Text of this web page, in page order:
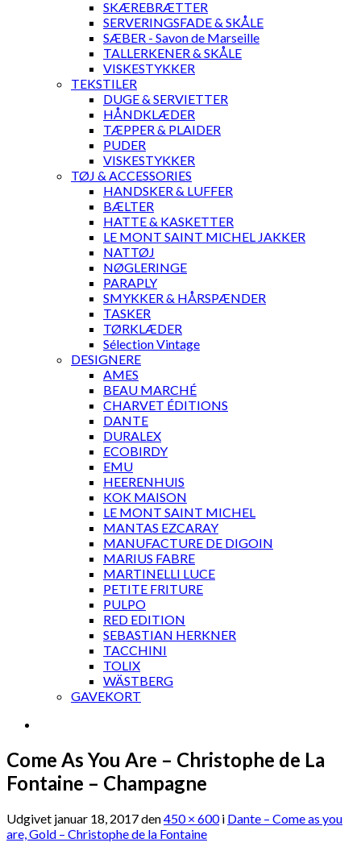
SKÆREBRÆTTER
SERVERINGSFADE & SKÅLE
SÆBER - Savon de Marseille
TALLERKENER & SKÅLE
VISKESTYKKER
TEKSTILER
DUGE & SERVIETTER
HÅNDKLÆDER
TÆPPER & PLAIDER
PUDER
VISKESTYKKER
TØJ & ACCESSORIES
HANDSKER & LUFFER
BÆLTER
HATTE & KASKETTER
LE MONT SAINT MICHEL JAKKER
NATTØJ
NØGLERINGE
PARAPLY
SMYKKER & HÅRSPÆNDER
TASKER
TØRKLÆDER
Sélection Vintage
DESIGNERE
AMES
BEAU MARCHÉ
CHARVET ÉDITIONS
DANTE
DURALEX
ECOBIRDY
EMU
HEERENHUIS
KOK MAISON
LE MONT SAINT MICHEL
MANTAS EZCARAY
MANUFACTURE DE DIGOIN
MARIUS FABRE
MARTINELLI LUCE
PETITE FRITURE
PULPO
RED EDITION
SEBASTIAN HERKNER
TACCHINI
TOLIX
WÄSTBERG
GAVEKORT
Come As You Are – Christophe de La
Fontaine – Champagne
Udgivet januar 18, 2017den450 × 600i Dante – Come as you
are, Gold – Christophe de la Fontaine